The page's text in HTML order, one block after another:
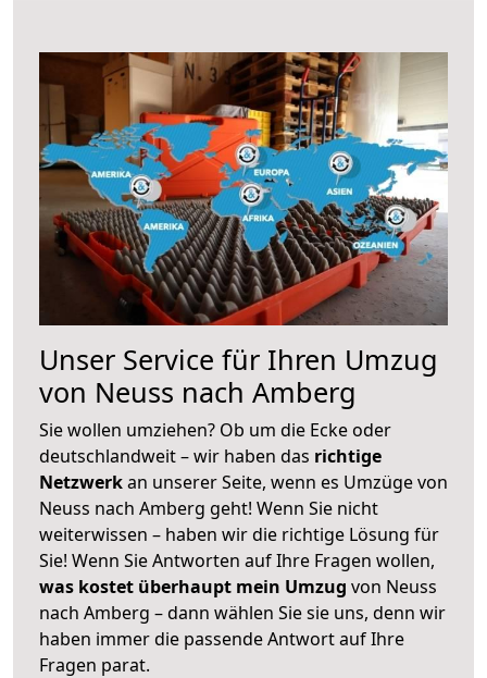
Unser Service für Ihren Umzug
von Neuss nach Amberg
Sie wollen umziehen? Ob um die Ecke oder
deutschlandweit – wir haben das richtige
Netzwerkan unserer Seite, wenn es Umzüge von
Neuss nach Amberg geht! Wenn Sie nicht
weiterwissen – haben wir die richtige Lösung für
Sie! Wenn Sie Antworten auf Ihre Fragen wollen,
was kostet überhaupt mein Umzug von Neuss
nach Amberg – dann wählen Sie sie uns, denn wir
haben immer die passende Antwort auf Ihre
Fragen parat.